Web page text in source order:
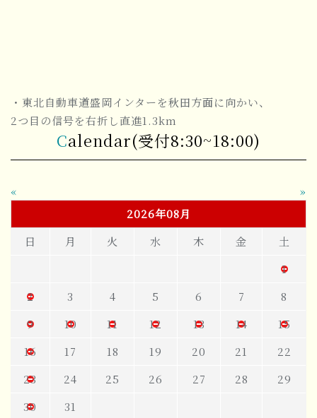
・東北自動車道盛岡インターを秋田方面に向かい、
2つ目の信号を右折し直進1.3km
Calendar(受付8:30~18:00)
« »
2026年08月
日
月 火 水 木 金
土
1
2
3 4 5 6 7
8
9
10 11 12 13 14
15
16
17 18 19 20 21
22
23
24 25 26 27 28
29
30
31